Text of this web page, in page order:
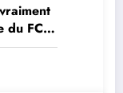
du FC